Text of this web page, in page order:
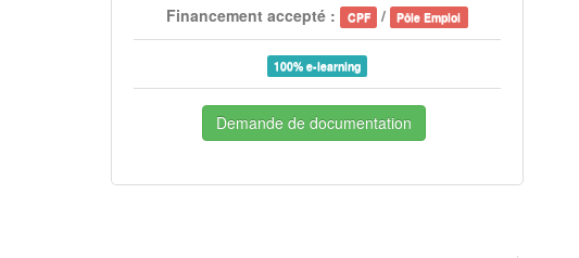
Financement accepté : CPF / Pôle Emploi
100% e-learning
Demande de documentation